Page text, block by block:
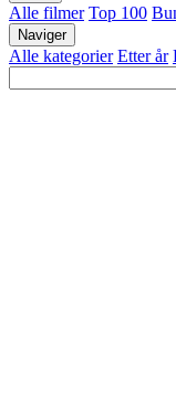
Alle filmer Top 100
Naviger
Alle kategorier Etter år